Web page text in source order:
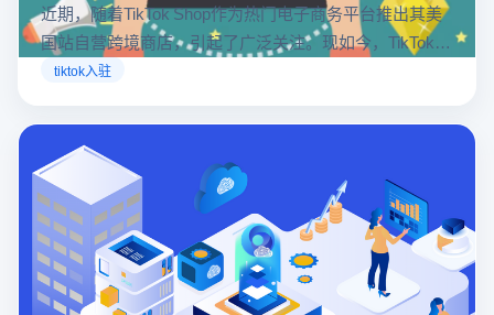
近期，随着TikTok Shop作为热门电子商务平台推出其美
国站自营跨境商店，引起了广泛关注。现如今，TikTok商
店已覆盖美国、英国及东南亚地区，因此了解官方网站
tiktok入驻